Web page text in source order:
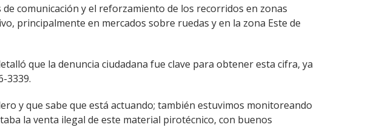
comunicación y el reforzamiento de los recorridos en zonas
principalmente en mercados sobre ruedas y en la zona Este de
que la denuncia ciudadana fue clave para obtener esta cifra, ya
3339.
y que sabe que está actuando; también estuvimos monitoreando
la venta ilegal de este material pirotécnico, con buenos